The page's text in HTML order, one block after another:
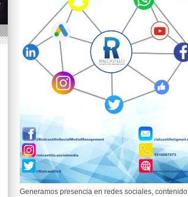
Generamos presencia en redes sociales, contenido